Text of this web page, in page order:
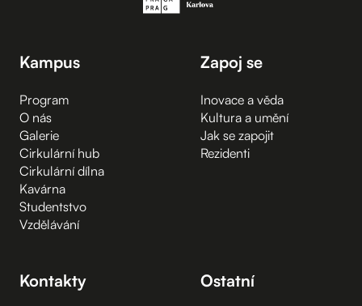
Kampus
Program
O nás
Galerie
Cirkulární hub
Cirkulární dílna
Kavárna
Studentstvo
Vzdělávání
Zapoj se
Inovace a věda
Kultura a umění
Jak se zapojit
Rezidenti
Kontakty Ostatní